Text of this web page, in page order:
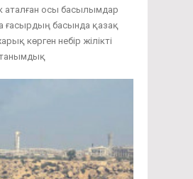
аталған осы басылымдар
ғасырдың басында қазақ
көрген небір жілікті